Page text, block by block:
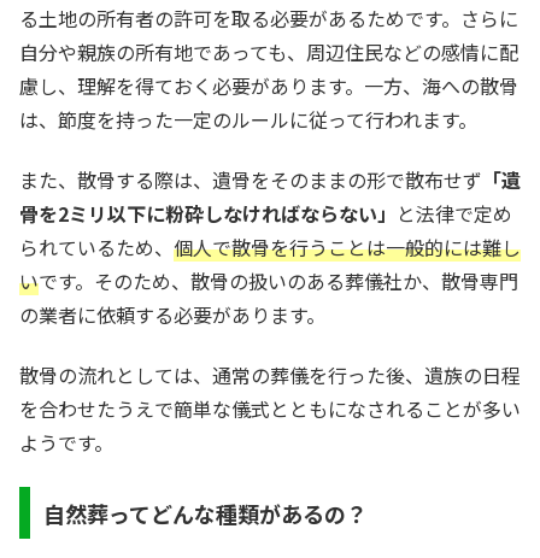
る土地の所有者の許可を取る必要があるためです。さらに
自分や親族の所有地であっても、周辺住民などの感情に配
慮し、理解を得ておく必要があります。一方、海への散骨
は、節度を持った一定のルールに従って行われます。
また、散骨する際は、遺骨をそのままの形で散布せず 「遺
骨を2ミリ以下に粉砕しなければならない」 と法律で定め
られているため、 個人で散骨を行うことは一般的には難し
いです。そのため、散骨の扱いのある葬儀社か、散骨専門
の業者に依頼する必要があります。
散骨の流れとしては、通常の葬儀を行った後、遺族の日程
を合わせたうえで簡単な儀式とともになされることが多い
ようです。
自然葬ってどんな種類があるの？